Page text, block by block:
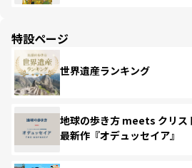
特設ページ
世界遺産ランキング
地球の歩き方 meets クリス
最新作『オデュッセイア』